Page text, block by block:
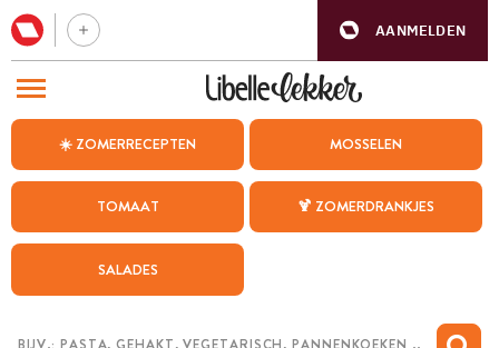
AANMELDEN
☀️ ZOMERRECEPTEN MOSSELEN
TOMAAT 🍹 ZOMERDRANKJES
SALADES
BEZOEK ONZE ANDERE WEBSITES
WEEKMENU
CHAT MET MAIA